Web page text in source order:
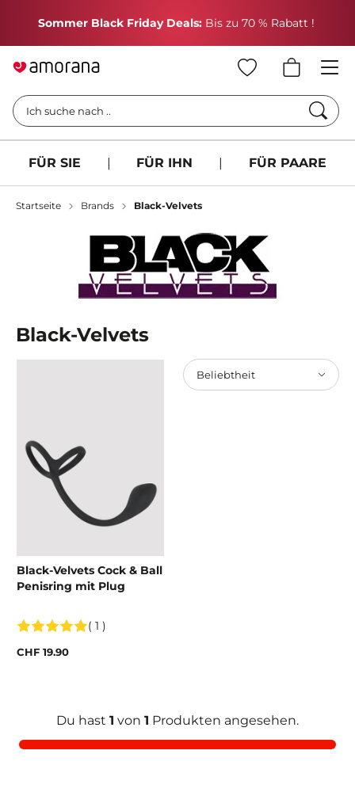
Sommer Black Friday Deals: Bis zu 70 % Rabatt !
Ich suche nach ..
FÜR SIE | FÜR IHN | FÜR PAARE
Startseite Brands Black-Velvets
Black-Velvets
Beliebtheit
Black-Velvets Cock & Ball
Penisring mit Plug
( 1 )
CHF 19.90
Du hast 1 von 1 Produkten angesehen.